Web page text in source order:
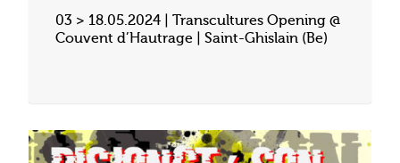
03 > 18.05.2024 | Transcultures Opening @
Couvent d’Hautrage | Saint-Ghislain (Be)